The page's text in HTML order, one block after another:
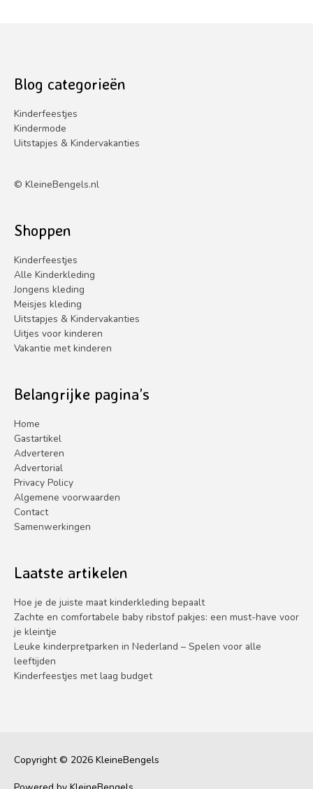
Blog categorieën
Kinderfeestjes
Kindermode
Uitstapjes & Kindervakanties
© KleineBengels.nl
Shoppen
Kinderfeestjes
Alle Kinderkleding
Jongens kleding
Meisjes kleding
Uitstapjes & Kindervakanties
Uitjes voor kinderen
Vakantie met kinderen
Belangrijke pagina’s
Home
Gastartikel
Adverteren
Advertorial
Privacy Policy
Algemene voorwaarden
Contact
Samenwerkingen
Laatste artikelen
Hoe je de juiste maat kinderkleding bepaalt
Zachte en comfortabele baby ribstof pakjes: een must-have voor
je kleintje
Leuke kinderpretparken in Nederland – Spelen voor alle
leeftijden
Kinderfeestjes met laag budget
Copyright © 2026 KleineBengels